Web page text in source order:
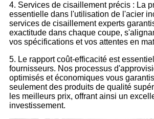
4. Services de cisaillement précis : La
essentielle dans l'utilisation de l'acier
services de cisaillement experts
exactitude dans chaque coupe,
vos spécifications et vos attentes en
5. Le rapport coût-efficacité est
fournisseurs. Nos processus
optimisés et économiques vous
seulement des produits de qualité
les meilleurs prix, offrant ainsi un
investissement.